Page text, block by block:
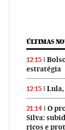
ÚLTIMAS
12:15
estratégia
12:15
21:14
O
Silva:
ricos e